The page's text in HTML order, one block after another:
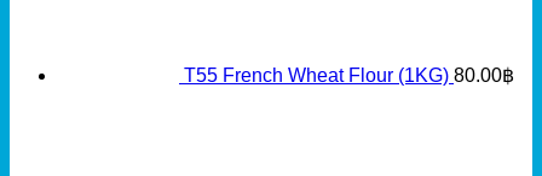
T55 French Wheat Flour (1KG) 80.00฿